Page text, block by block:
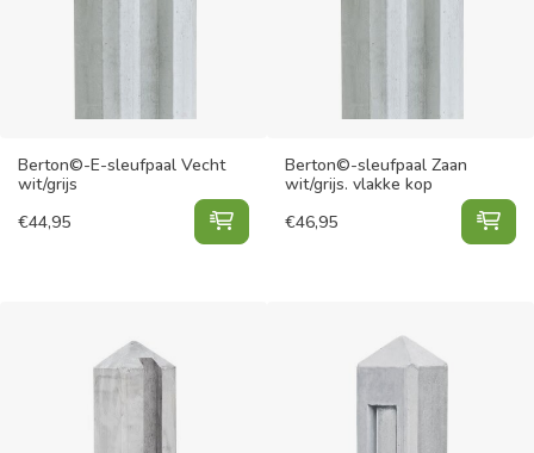
Berton©-E-sleufpaal Vecht
wit/grijs
€44,95 Berton©-E-sleufpaal Vecht wit/
Berton©-sleufpaal Zaan
wit/grijs. vlakke kop
€46,95